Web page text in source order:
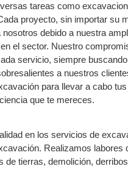
tareas como
proyecto, sin importar su
nosotros debido a nuestra
el sector. Nuestro
servicio, siempre
a nuestros
para llevar a cabo
que te mereces.
en los servicios de
Realizamos labores
de tierras, demolición,